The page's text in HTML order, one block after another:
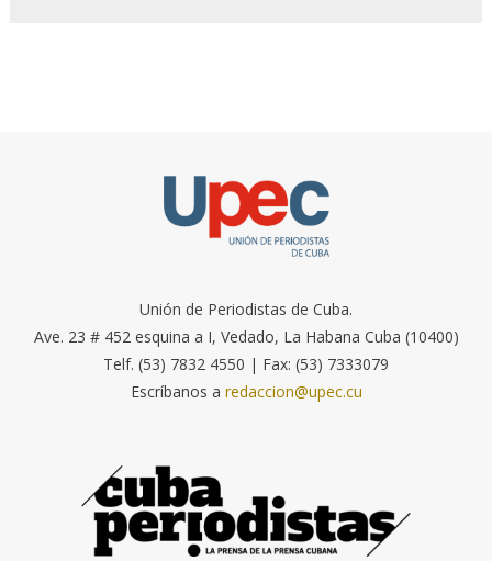
Unión de Periodistas de Cuba.
Ave. 23 # 452 esquina a I, Vedado, La Habana Cuba (10400)
Telf. (53) 7832 4550 | Fax: (53) 7333079
Escríbanos a redaccion@upec.cu